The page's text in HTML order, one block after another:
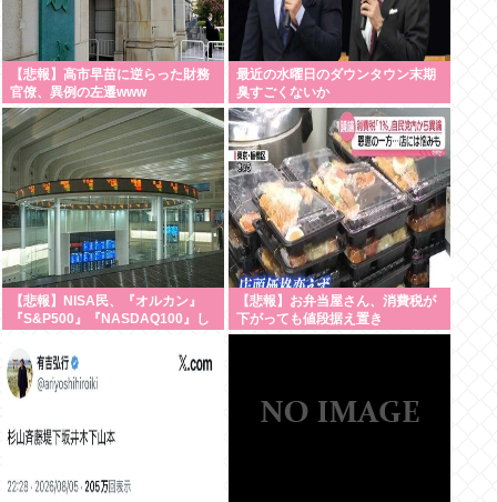
【悲報】高市早苗に逆らった財務
官僚、異例の左遷www
最近の水曜日のダウンタウン末期
臭すごくないか
【悲報】NISA民、『オルカン』
『S&P500』『NASDAQ100』し
【悲報】お弁当屋さん、消費税が
下がっても値段据え置き